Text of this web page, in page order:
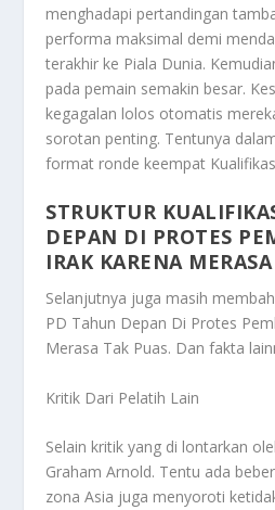
menghadapi pertandingan
performa maksimal demi
terakhir ke Piala Dunia.
pada pemain semakin besar.
kegagalan lolos otomatis
sorotan penting. Tentunya
format ronde keempat
STRUKTUR
DEPAN DI PROTES
IRAK KARENA
Selanjutnya juga masih
PD Tahun Depan Di Protes
Merasa Tak Puas. Dan fakta
Kritik Dari Pelatih Lain
Selain kritik yang di lontarkan
Graham Arnold. Tentu ada
zona Asia juga menyoroti